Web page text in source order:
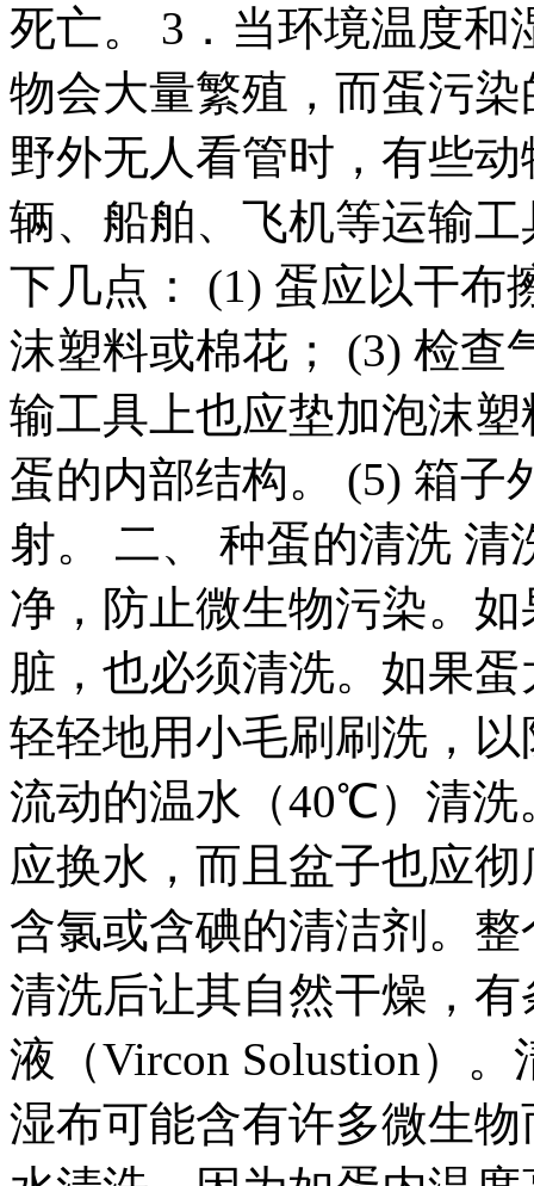
死亡。 3．当环境温度和
物会大量繁殖，而蛋污
野外无人看管时，有些
辆、船舶、飞机等运输
下几点： (1) 蛋应以干布
沫塑料或棉花； (3) 检查
输工具上也应垫加泡沫
蛋的内部结构。 (5) 箱子
射。 二、 种蛋的清洗 清
净，防止微生物污染。
脏，也必须清洗。如果
轻轻地用小毛刷刷洗，
流动的温水（40℃）清洗
应换水，而且盆子也应
含氯或含碘的清洁剂。
清洗后让其自然干燥，
液（Vircon Solustion）
湿布可能含有许多微生